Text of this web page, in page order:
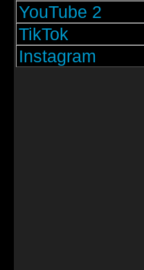
YouTube 2
TikTok
Instagram